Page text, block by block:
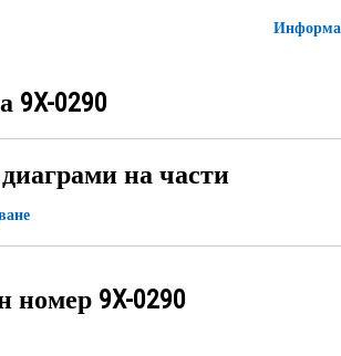
9X-0290
на части
номер 9X-0290